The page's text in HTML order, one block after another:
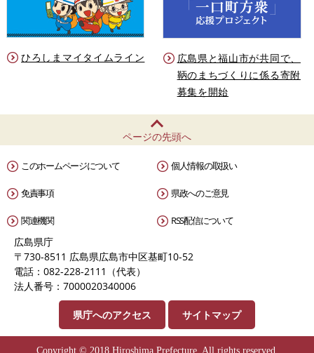
ひろしまマイタイムライン
広島県と福山市が共同で、
鞆のまちづくりに係る寄附
募集を開始
ページの先頭へ
このホームページについて 個人情報の取扱い
免責事項 県政へのご意見
関連機関 RSS配信について
広島県庁
〒730-8511 広島県広島市中区基町10-52
電話：082-228-2111（代表）
法人番号：7000020340006
県庁へのアクセス サイトマップ
Copyright © 2018 Hiroshima Prefecture. All rights reserved.